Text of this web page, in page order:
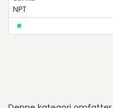
NPT